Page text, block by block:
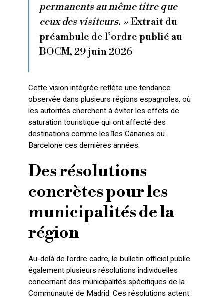
permanents au même titre que
ceux des visiteurs. »Extrait du
préambule de l’ordre publié au
BOCM, 29 juin 2026
Cette vision intégrée reflète une tendance
observée dans plusieurs régions espagnoles, où
les autorités cherchent à éviter les effets de
saturation touristique qui ont affecté des
destinations comme les îles Canaries ou
Barcelone ces dernières années.
Des résolutions
concrètes pour les
municipalités de la
région
Au-delà de l’ordre cadre, le bulletin officiel publie
également plusieurs résolutions individuelles
concernant des municipalités spécifiques de la
Communauté de Madrid. Ces résolutions actent